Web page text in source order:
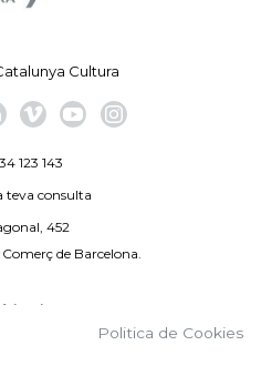
Cultura
123 143
teva consulta
452
de Barcelona.
legal
Politica de Cookies